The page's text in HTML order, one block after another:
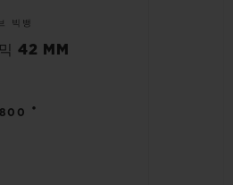
빅뱅
42 MM
•